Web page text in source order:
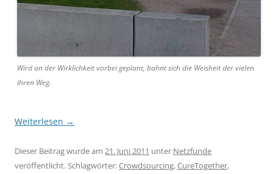
Wird an der Wirklichkeit vorbei geplant, bahnt sich die Weisheit der vielen
ihren Weg.
Weiterlesen →
Dieser Beitrag wurde am 21. Juni 2011 unter Netzfunde
veröffentlicht. Schlagwörter:Crowdsourcing,CureTogether,